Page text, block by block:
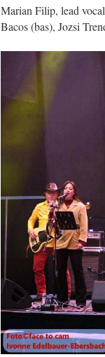
Marian Filip, lead
Bacos (bas), Jozsi